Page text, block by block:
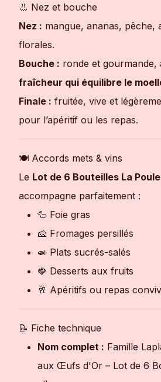
👃 Nez et bouche
Nez : mangue, ananas, pêche,
florales.
Bouche : ronde et gourmande,
fraîcheur qui équilibre le
Finale : fruitée, vive et
pour l’apéritif ou les repas.
🍽 Accords mets & vins
Le Lot de 6 Bouteilles La
accompagne parfaitement :
🦆 Foie gras
🧀 Fromages persillés
🍛 Plats sucrés-salés
🍓 Desserts aux fruits
🥂 Apéritifs ou repas
📝 Fiche technique
Nom complet : Famille
aux Œufs d'Or – Lot de 6